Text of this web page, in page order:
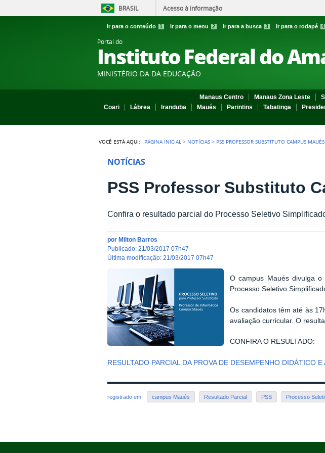
BRASIL Acesso à informação
Ir para o conteúdo 1 Ir para o menu 2 Ir para a busca 3 Ir para o rodapé 4
Portal do
Instituto Federal do
MINISTÉRIO DA DA EDUCAÇÃO
Manaus Centro Manaus Zona Leste
Coari
Lábrea Iranduba Maués Parintins Tabatinga
VOCÊ ESTÁ AQUI: PÁGINA INICIAL > NOTÍCIAS > PSS PROFESSOR SUBSTITUTO CAMPUS
NOTÍCIAS
PSS Professor Substituto
Confira o resultado parcial do Processo Seletivo
por Milton Barros
publicado: 21/03/2017 07h47
última modificação: 21/03/2017 07h47
O campus Maués divulga
Processo Seletivo
Os candidatos têm até às
avaliação curricular. O
CONFIRA O RESULTADO:
RESULTADO PARCIAL DA PROVA DE DESEMPENHO DIDÁTICO
registrado em: campus Maués Resultado Parcial PSS Processo